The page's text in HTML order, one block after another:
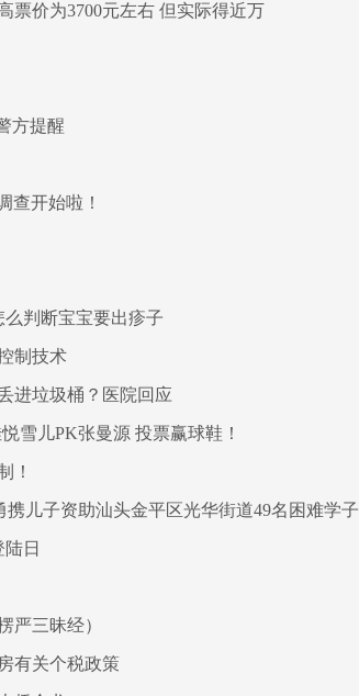
票价为3700元左右 但实际得近万
方提醒
查开始啦！
判断宝宝要出疹子
制技术
进垃圾桶？医院回应
雪儿PK张曼源 投票赢球鞋！
！
携儿子资助汕头金平区光华街道49名困难学子
日
严三昧经）
有关个税政策